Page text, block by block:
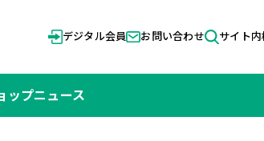
デジタル会員 お問い合わせ サイト内
ップニュース